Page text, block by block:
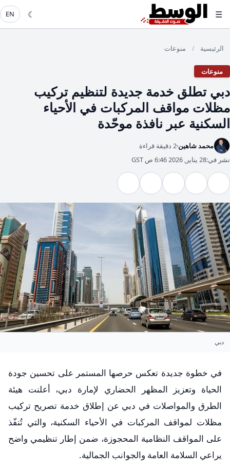
☰
☾
EN
الرئيسية / منوعات
منوعات
دبي تطلق خدمة جديدة لتنظيم تركيب
مظلات مواقف المركبات في الأحياء
السكنية عبر نافذة موحّدة
محمد شاهين 2 دقيقة قراءة
نشر في:28 يناير, 2026 6:46 ص GST
دبي
في خطوة جديدة تعكس حرصها المستمر على تحسين جودة
الحياة وتعزيز المظهر الحضاري لإمارة دبي، أعلنت هيئة
الطرق والمواصلات في دبي عن إطلاق خدمة تصريح تركيب
مظلات لمواقف المركبات في الأحياء السكنية، والتي تُنفّذ
على المواقف النظامية المحجوزة، ضمن إطار تنظيمي واضح
يراعي السلامة العامة والجوانب الجمالية.